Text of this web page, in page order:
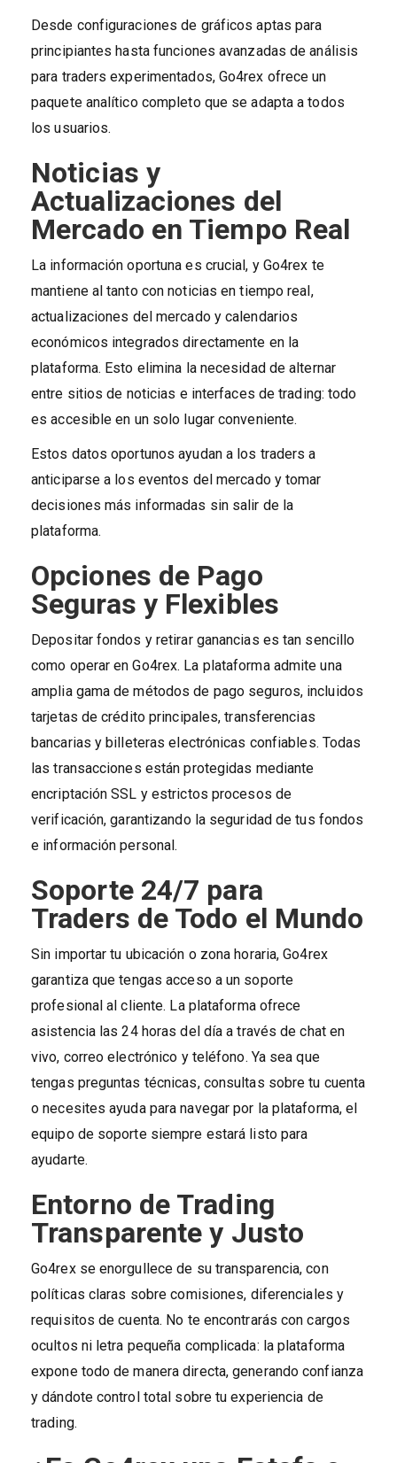
Desde configuraciones de gráficos aptas para
principiantes hasta funciones avanzadas de análisis
para traders experimentados, Go4rex ofrece un
paquete analítico completo que se adapta a todos
los usuarios.
Noticias y
Actualizaciones del
Mercado en Tiempo Real
La información oportuna es crucial, y Go4rex te
mantiene al tanto con noticias en tiempo real,
actualizaciones del mercado y calendarios
económicos integrados directamente en la
plataforma. Esto elimina la necesidad de alternar
entre sitios de noticias e interfaces de trading: todo
es accesible en un solo lugar conveniente.
Estos datos oportunos ayudan a los traders a
anticiparse a los eventos del mercado y tomar
decisiones más informadas sin salir de la
plataforma.
Opciones de Pago
Seguras y Flexibles
Depositar fondos y retirar ganancias es tan sencillo
como operar en Go4rex. La plataforma admite una
amplia gama de métodos de pago seguros, incluidos
tarjetas de crédito principales, transferencias
bancarias y billeteras electrónicas confiables. Todas
las transacciones están protegidas mediante
encriptación SSL y estrictos procesos de
verificación, garantizando la seguridad de tus fondos
e información personal.
Soporte 24/7 para
Traders de Todo el Mundo
Sin importar tu ubicación o zona horaria, Go4rex
garantiza que tengas acceso a un soporte
profesional al cliente. La plataforma ofrece
asistencia las 24 horas del día a través de chat en
vivo, correo electrónico y teléfono. Ya sea que
tengas preguntas técnicas, consultas sobre tu cuenta
o necesites ayuda para navegar por la plataforma, el
equipo de soporte siempre estará listo para
ayudarte.
Entorno de Trading
Transparente y Justo
Go4rex se enorgullece de su transparencia, con
políticas claras sobre comisiones, diferenciales y
requisitos de cuenta. No te encontrarás con cargos
ocultos ni letra pequeña complicada: la plataforma
expone todo de manera directa, generando confianza
y dándote control total sobre tu experiencia de
trading.